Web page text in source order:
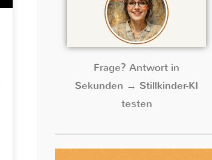
Frage? Antwort in
Sekunden → Stillkinder-KI
testen